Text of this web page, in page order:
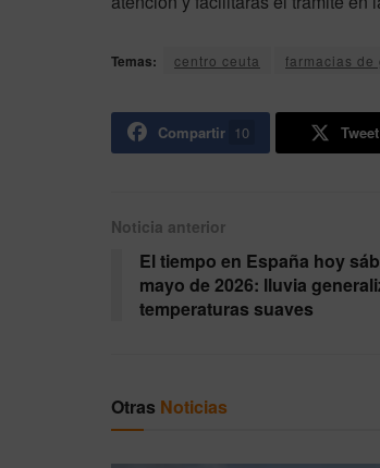
Temas: centro ceuta farmacias de
Compartir 10 Tweet
Noticia anterior
El tiempo en España hoy
mayo de 2026: lluvia
temperaturas suaves
Otras Noticias